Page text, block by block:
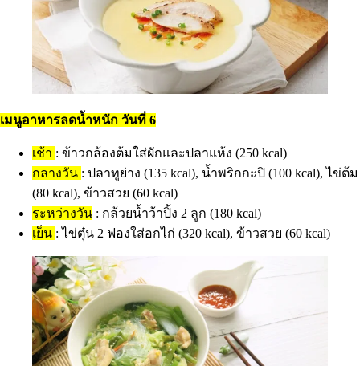
เมนูอาหารลดน้ำหนัก วันที่ 6
เช้า : ข้าวกล้องต้มใส่ผักและปลาแห้ง (250 kcal)
กลางวัน : ปลาทูย่าง (135 kcal), น้ำพริกกะปิ (100 kcal), ไข่ต้ม
(80 kcal), ข้าวสวย (60 kcal)
ระหว่างวัน : กล้วยน้ำว้าปิ้ง 2 ลูก (180 kcal)
เย็น : ไข่ตุ๋น 2 ฟองใส่อกไก่ (320 kcal), ข้าวสวย (60 kcal)